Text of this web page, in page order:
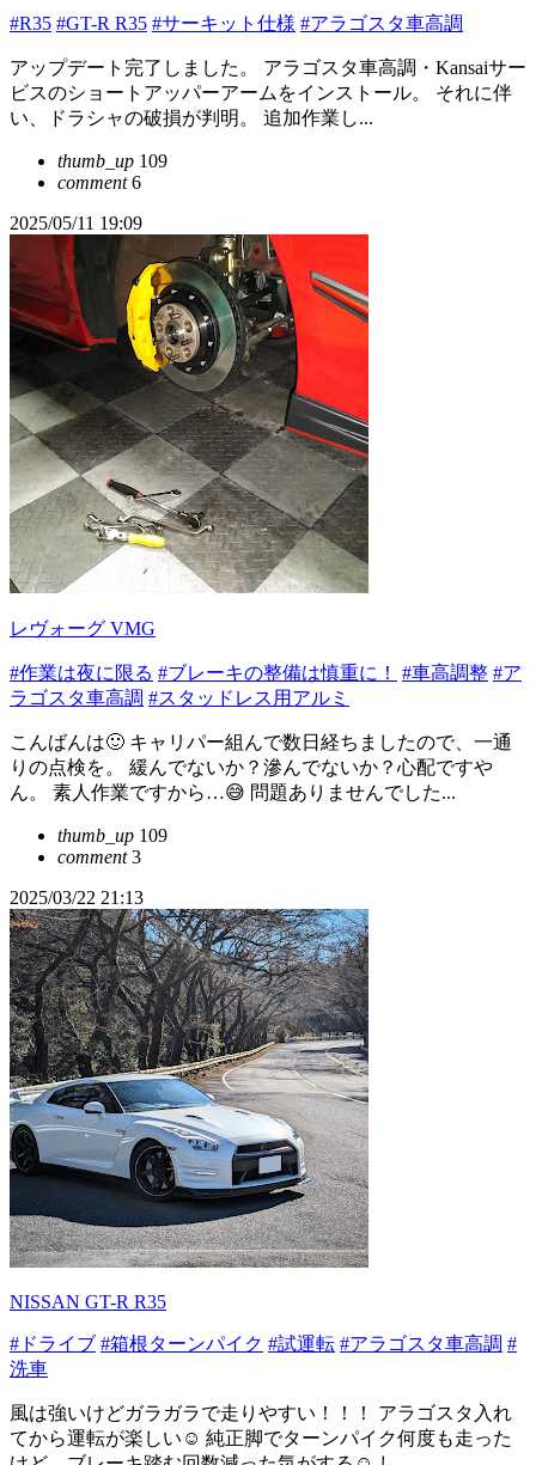
#R35 #GT-R R35 #サーキット仕様 #アラゴスタ車高調
アップデート完了しました。 アラゴスタ車高調・Kansaiサー
ビスのショートアッパーアームをインストール。 それに伴
い、ドラシャの破損が判明。 追加作業し...
thumb_up 109
comment6
2025/05/11 19:09
レヴォーグ VMG
#作業は夜に限る #ブレーキの整備は慎重に！ #車高調整 #ア
ラゴスタ車高調 #スタッドレス用アルミ
こんばんは🙂 キャリパー組んで数日経ちましたので、一通
りの点検を。 緩んでないか？滲んでないか？心配ですや
ん。 素人作業ですから…😅 問題ありませんでした...
thumb_up 109
comment3
2025/03/22 21:13
NISSAN GT-R R35
#ドライブ #箱根ターンパイク #試運転 #アラゴスタ車高調 #
洗車
風は強いけどガラガラで走りやすい！！！ アラゴスタ入れ
てから運転が楽しい☺️ 純正脚でターンパイク何度も走った